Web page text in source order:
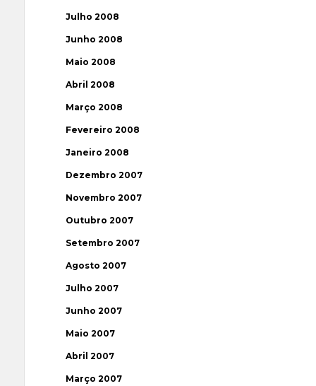
Julho 2008
Junho 2008
Maio 2008
Abril 2008
Março 2008
Fevereiro 2008
Janeiro 2008
Dezembro 2007
Novembro 2007
Outubro 2007
Setembro 2007
Agosto 2007
Julho 2007
Junho 2007
Maio 2007
Abril 2007
Março 2007